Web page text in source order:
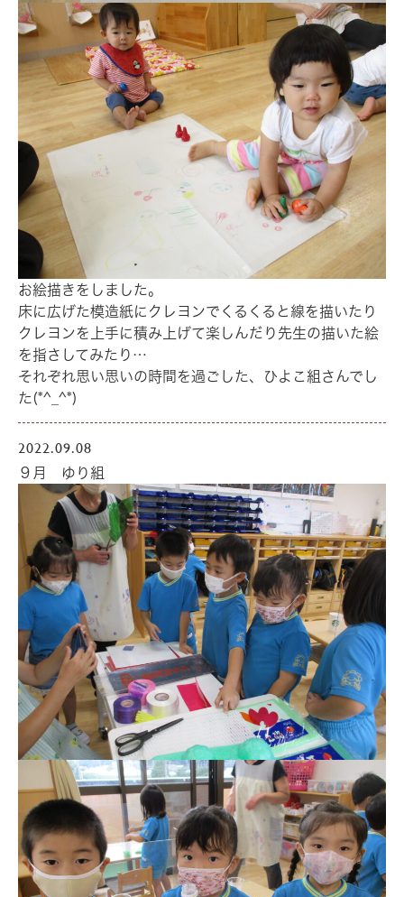
お絵描きをしました。
床に広げた模造紙にクレヨンでくるくると線を描いたり
クレヨンを上手に積み上げて楽しんだり先生の描いた絵
を指さしてみたり…
それぞれ思い思いの時間を過ごした、ひよこ組さんでし
た(*^_^*)
2022.09.08
９月 ゆり組